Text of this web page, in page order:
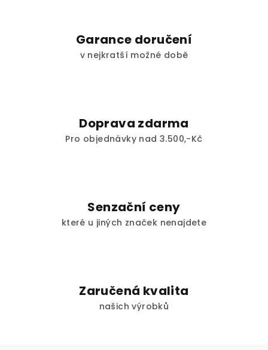
Garance doručení
v nejkratší možné době
Doprava zdarma
Pro objednávky nad 3.500,-Kč
Senzační ceny
které u jiných značek nenajdete
Zaručená kvalita
našich výrobků